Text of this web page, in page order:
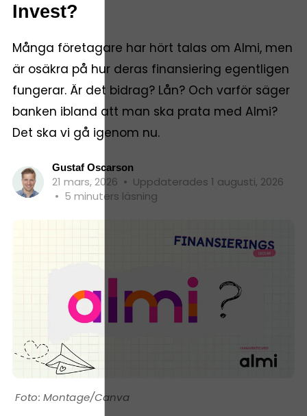
Invest?
Många företagare har hört talas om Almi, men
är osäkra på hur deras finansiering egentligen
fungerar. Är det bidrag? Lån? Och varför säger
banken ibland att man ska prata med Almi?
Det ska vi gå igenom nu.
Gustaf Oscarson
21 mars, 2026 • Uppdaterades 1 augusti, 2026
• 5 minuters läsning
Montage/Canva